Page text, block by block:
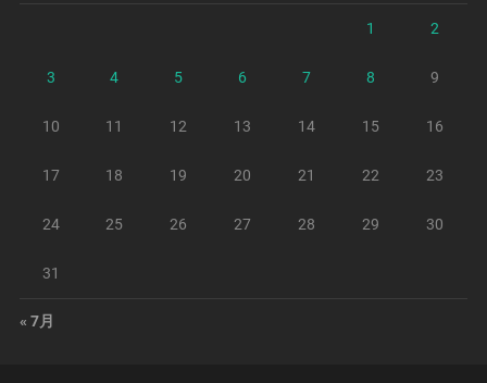
1 2
3 4 5 6 7 8 9
10 11 12 13 14 15 16
17 18 19 20 21 22 23
24 25 26 27 28 29 30
31
« 7月